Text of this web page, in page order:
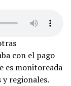
con el pago
es monitoreada
regionales.